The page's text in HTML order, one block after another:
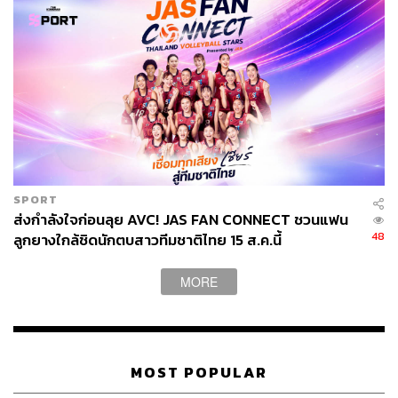
ที่ทุกคนมีส่วนร่วม โดยเป็นระบบที่ไม่ยึดโยงกับสงครามเย็น
แต่เป็นการหาทางดึงทุกฝ่ายเข้ามาเป็นส่วนหนึ่งของระบบ”
สีหศักดิ์กล่าว
ไทยโหวตหนุนร่างมติ UN ถูกต้องไหม
ดร.ปิติ
หากมองรายละเอียดร่างมติ UN ฉบับนี้ จะ
เห็นว่ามี 3 ข้อคือ เรียกร้องให้ลดระดับความรุนแรง ยุติการสู้
รบโดยเร็ว และยุติสงครามกับยูเครนโดยสันติ ซึ่งทั้ง 3 ข้อ
เป็นหลักการที่ทั้งไทยและทั้งโลกต้องสนับสนุน
ถึงแม้ทรัมป์จะต้องการให้สงครามในยูเครนยุติ แต่ทรัมป์
แบบสหประชาชาติ
ขณะที่ สีหศักดิ์ กล่าวว่า สำหรับประเทศไทยที่ถือเป็นประเทศ
ขนาดกลาง เรื่องกติการะหว่างประเทศถือเป็นเรื่องที่สำคัญ
SPORT
ส่งกำลังใจก่อนลุย AVC! JAS FAN CONNECT ชวนแฟน
ลูกยางใกล้ชิดนักตบสาวทีมชาติไทย 15 ส.ค.นี้
48
MORE
MOST POPULAR